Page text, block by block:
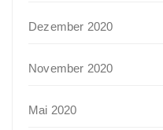
Dezember 2020
November 2020
Mai 2020